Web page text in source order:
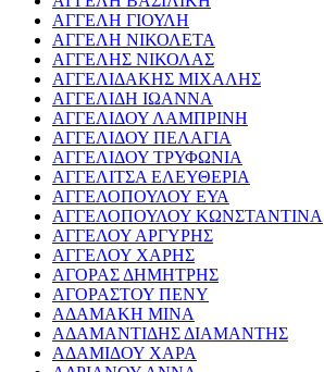
ΑΓΓΕΛΗ ΓΙΟΥΛΗ
ΑΓΓΕΛΗ ΝΙΚΟΛΕΤΑ
ΑΓΓΕΛΗΣ ΝΙΚΟΛΑΣ
ΑΓΓΕΛΙΔΑΚΗΣ ΜΙΧΑΛΗΣ
ΑΓΓΕΛΙΔΗ ΙΩΑΝΝΑ
ΑΓΓΕΛΙΔΟΥ ΛΑΜΠΡΙΝΗ
ΑΓΓΕΛΙΔΟΥ ΠΕΛΑΓΙΑ
ΑΓΓΕΛΙΔΟΥ ΤΡΥΦΩΝΙΑ
ΑΓΓΕΛΙΤΣΑ ΕΛΕΥΘΕΡΙΑ
ΑΓΓΕΛΟΠΟΥΛΟΥ ΕΥΑ
ΑΓΓΕΛΟΠΟΥΛΟΥ ΚΩΝΣΤΑΝΤΙΝΑ
ΑΓΓΕΛΟΥ ΑΡΓΥΡΗΣ
ΑΓΓΕΛΟΥ ΧΑΡΗΣ
ΑΓΟΡΑΣ ΔΗΜΗΤΡΗΣ
ΑΓΟΡΑΣΤΟΥ ΠΕΝΥ
ΑΔΑΜΑΚΗ ΜΙΝΑ
ΑΔΑΜΑΝΤΙΔΗΣ ΔΙΑΜΑΝΤΗΣ
ΑΔΑΜΙΔΟΥ ΧΑΡΑ